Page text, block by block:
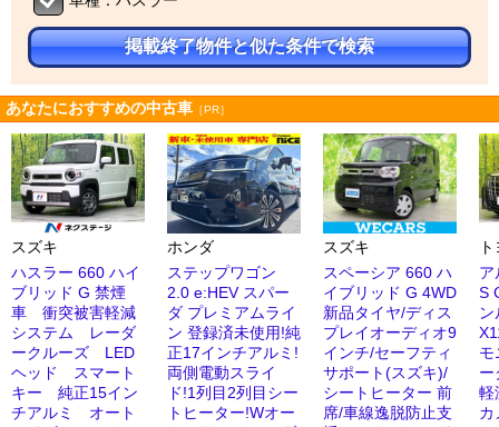
掲載終了物件と似た条件で検索
あなたにおすすめの中古車 ［PR］
スズキ
ハスラー 660 ハイ
ブリッド G 禁煙
車 衝突被害軽減
システム レーダ
ークルーズ LED
ヘッド スマート
キー 純正15イン
チアルミ オート
ホンダ
ステップワゴン
2.0 e:HEV スパー
ダ プレミアムライ
ン 登録済未使用!純
正17インチアルミ!
両側電動スライ
ド!1列目2列目シー
トヒーター!Wオー
スズキ
スペーシア 660 ハ
イブリッド G 4WD
新品タイヤ/ディス
プレイオーディオ9
インチ/セーフティ
サポート(スズキ)/
シートヒーター 前
席/車線逸脱防止支
ア
S
軽